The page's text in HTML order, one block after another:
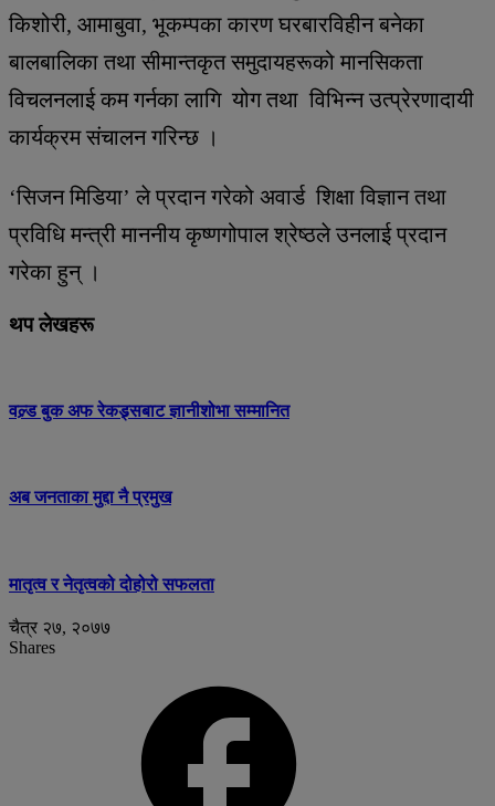
किशोरी, आमाबुवा, भूकम्पका कारण घरबारविहीन बनेका
बालबालिका तथा सीमान्तकृत समुदायहरूको मानसिकता
विचलनलाई कम गर्नका लागि योग तथा विभिन्न उत्प्रेरणादायी
कार्यक्रम संचालन गरिन्छ ।
‘सिजन मिडिया’ ले प्रदान गरेको अवार्ड शिक्षा विज्ञान तथा
प्रविधि मन्त्री माननीय कृष्णगोपाल श्रेष्ठले उनलाई प्रदान
गरेका हुन् ।
थप लेखहरू
वल्र्ड बुक अफ रेकड्र्सबाट ज्ञानीशोभा सम्मानित
अब जनताका मुद्दा नै प्रमुख
मातृत्व र नेतृत्वको दोहोरो सफलता
चैत्र २७, २०७७
Shares